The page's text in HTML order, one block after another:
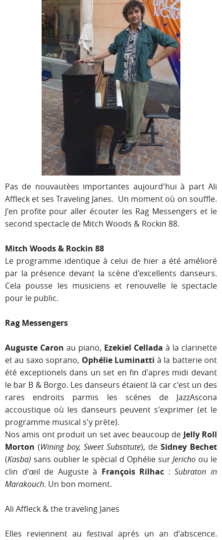
Pas de nouvautèes importantes aujourd'hui à part Ali
Affleck et ses Traveling Janes. Un moment où on souffle.
J'en profite pour aller écouter les Rag Messengers et le
second spectacle de Mitch Woods & Rockin 88.
Mitch Woods & Rockin 88
Le programme identique à celui de hier a été amélioré
par la présence devant la scène d'excellents danseurs.
Cela pousse les musiciens et renouvelle le spectacle
pour le public.
Rag Messengers
Auguste Caron au piano, Ezekiel Cellada à la clarinette
et au saxo soprano, Ophélie Luminatti à la batterie ont
été exceptionels dans un set en fin d'apres midi devant
le bar B & Borgo. Les danseurs étaient là car c'est un des
rares endroits parmis les scénes de JazzAscona
accoustique où les danseurs peuvent s'exprimer (et le
programme musical s'y prète).
Nos amis ont produit un set avec beaucoup de Jelly Roll
Morton (Wining boy, Sweet Substitute), de Sidney Bechet
(Kasba) sans oublier le spècial d Ophélie surJericho ou le
clin d'œil de Auguste à François Rilhac :Subraton in
Marakouch. Un bon moment.
Ali Affleck & the traveling Janes
Elles reviennent au festival aprés un an d'abscence.